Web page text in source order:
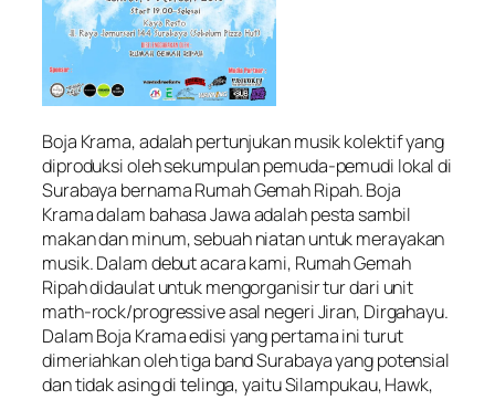
Boja Krama, adalah pertunjukan musik kolektif yang
diproduksi oleh sekumpulan pemuda-pemudi lokal di
Surabaya bernama Rumah Gemah Ripah. Boja
Krama dalam bahasa Jawa adalah pesta sambil
makan dan minum, sebuah niatan untuk merayakan
musik. Dalam debut acara kami, Rumah Gemah
Ripah didaulat untuk mengorganisir tur dari unit
math-rock/progressive asal negeri Jiran, Dirgahayu.
Dalam Boja Krama edisi yang pertama ini turut
dimeriahkan oleh tiga band Surabaya yang potensial
dan tidak asing di telinga, yaitu Silampukau, Hawk,